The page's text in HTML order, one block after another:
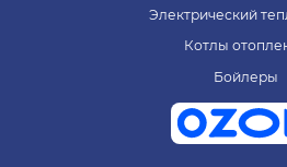
Электрический
Котлы
Бойлеры